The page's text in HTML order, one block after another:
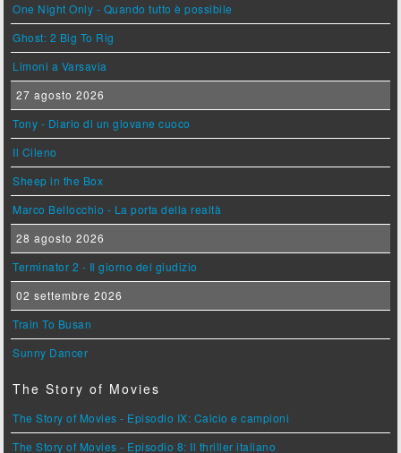
One Night Only - Quando tutto è possibile
Ghost: 2 Big To Rig
Limoni a Varsavia
27 agosto 2026
Tony - Diario di un giovane cuoco
Il Cileno
Sheep in the Box
Marco Bellocchio - La porta della realtà
28 agosto 2026
Terminator 2 - Il giorno del giudizio
02 settembre 2026
Train To Busan
Sunny Dancer
The Story of Movies
The Story of Movies - Episodio IX: Calcio e campioni
The Story of Movies - Episodio 8: Il thriller italiano